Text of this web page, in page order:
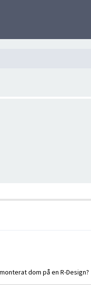
dom på en R-Design?